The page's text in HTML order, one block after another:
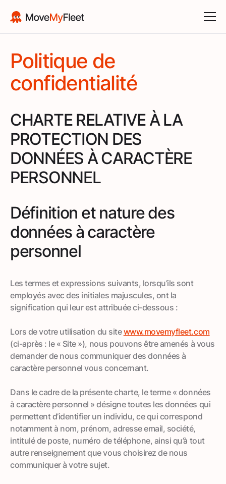
Politique de
confidentialité
CHARTE RELATIVE À LA
PROTECTION DES
DONNÉES À CARACTÈRE
PERSONNEL
Définition et nature des
données à caractère
personnel
Les termes et expressions suivants, lorsqu’ils sont
employés avec des initiales majuscules, ont la
signification qui leur est attribuée ci-dessous :
Lors de votre utilisation du sitewww.movemyfleet.com
(ci-après : le « Site »), nous pouvons être amenés à vous
demander de nous communiquer des données à
caractère personnel vous concernant.
Dans le cadre de la présente charte, le terme « données
à caractère personnel » désigne toutes les données qui
permettent d’identifier un individu, ce qui correspond
notamment à nom, prénom, adresse email, société,
intitulé de poste, numéro de téléphone, ainsi qu’à tout
autre renseignement que vous choisirez de nous
communiquer à votre sujet.